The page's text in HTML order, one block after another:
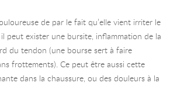
de par le fait qu’elle vient irriter le
il peut exister une bursite, inflammation de la
du tendon (une bourse sert à faire
frottements). Ce peut être aussi cette
dans la chaussure, ou des douleurs à la